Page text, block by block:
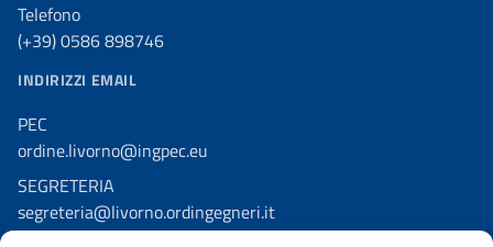
Telefono
(+39) 0586 898746
INDIRIZZI EMAIL
PEC
ordine.livorno@ingpec.eu
SEGRETERIA
segreteria@livorno.ordingegneri.it